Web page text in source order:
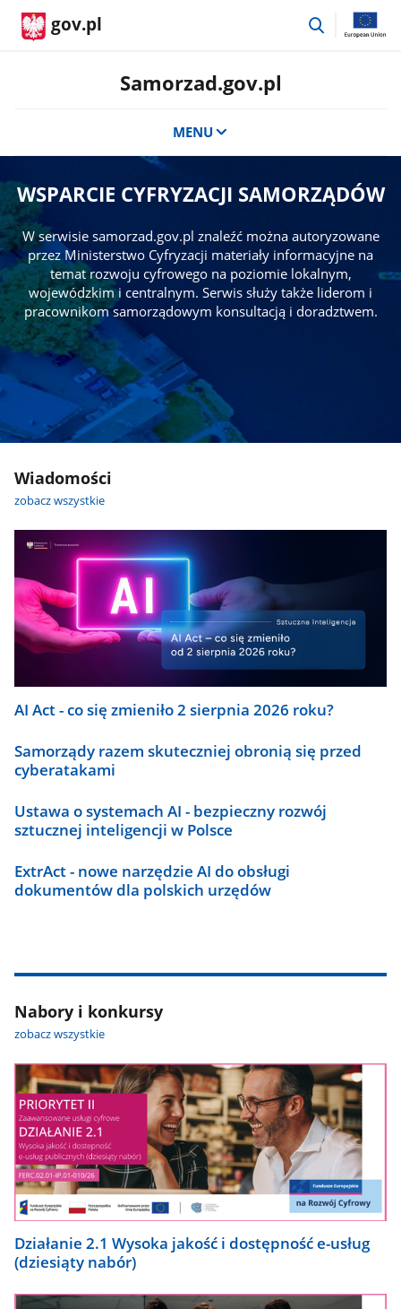
gov.pl
przejdź
Samorzad.gov.pl
MENU
WSPARCIE CYFRYZACJI SAMORZĄDÓW
W serwisie samorzad.gov.pl znaleźć można autoryzowane
przez Ministerstwo Cyfryzacji materiały informacyjne na
temat rozwoju cyfrowego na poziomie lokalnym,
wojewódzkim i centralnym. Serwis służy także liderom i
pracownikom samorządowym konsultacją i doradztwem.
Wiadomości
zobacz wszystkie
AI Act - co się zmieniło 2 sierpnia 2026 roku?
Samorządy razem skuteczniej obronią się przed
cyberatakami
Ustawa o systemach AI - bezpieczny rozwój
sztucznej inteligencji w Polsce
ExtrAct - nowe narzędzie AI do obsługi
dokumentów dla polskich urzędów
Nabory i konkursy
zobacz wszystkie
Działanie 2.1 Wysoka jakość i dostępność e-usług
(dziesiąty nabór)